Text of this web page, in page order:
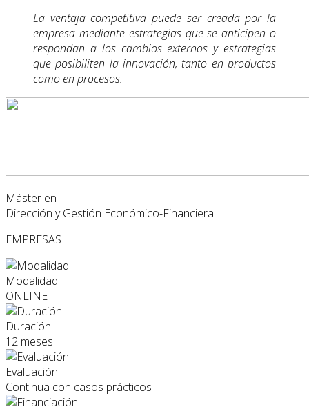
La ventaja competitiva puede ser creada por la
empresa mediante estrategias que se anticipen o
respondan a los cambios externos y estrategias
que posibiliten la innovación, tanto en productos
como en procesos.
Máster en
Dirección y Gestión Económico-Financiera
EMPRESAS
Modalidad
ONLINE
Duración
12 meses
Evaluación
Continua con casos prácticos